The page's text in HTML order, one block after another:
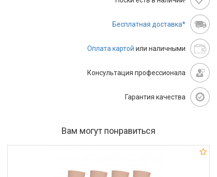
Бесплатная доставка*
Оплата картой или наличными
Консультация профессионала
Гарантия качества
Вам могут понравиться